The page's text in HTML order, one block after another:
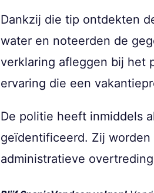
Dankzij die tip ontdekten
water en noteerden de
verklaring afleggen bij het
ervaring die een
De politie heeft inmiddels
geïdentificeerd. Zij
administratieve